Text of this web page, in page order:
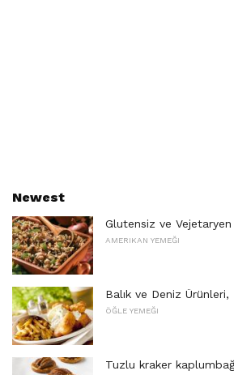
Newest
Glutensiz ve
AMERIKAN YEMEĞI
Balık ve Deniz Ürünleri,
ÖĞLE YEMEĞI
Tuzlu kraker